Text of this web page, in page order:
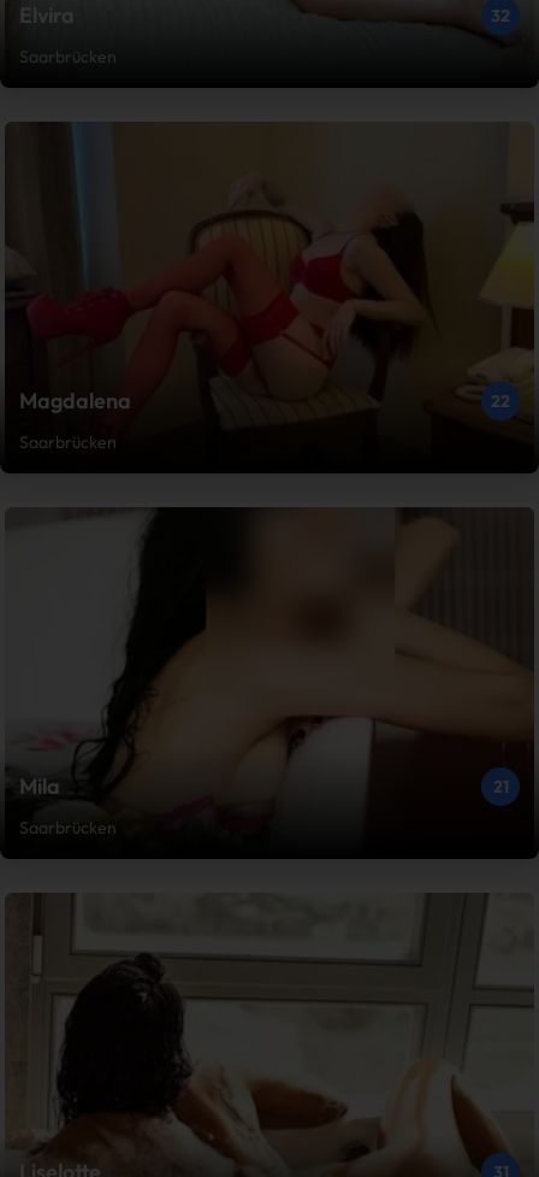
Elvira
32
Saarbrücken
Magdalena
22
Saarbrücken
Mila
21
Saarbrücken
31